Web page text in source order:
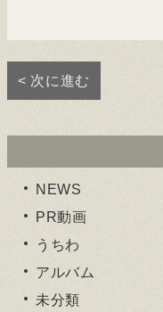
で
き
ま
す)
< 次に進む
NEWS
PR動画
うちわ
アルバム
未分類